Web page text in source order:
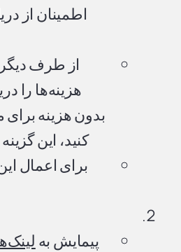
اطمینان از
از طرف
هزینه‌ها را
بدون هزینه
کنید، این
پیمایش به